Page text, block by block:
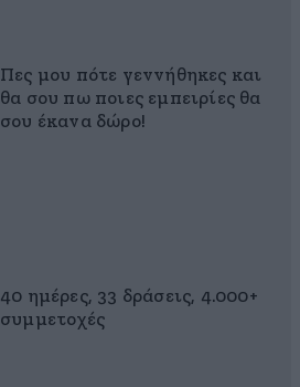
Πες μου πότε γεννήθηκες και
θα σου πω ποιες εμπειρίες θα
σου έκανα δώρο!
40 ημέρες, 33 δράσεις, 4.000+
συμμετοχές